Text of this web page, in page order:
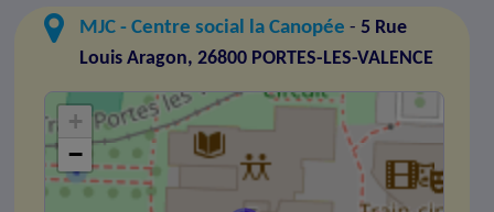
MJC - Centre social la Canopée - 5 Rue
Louis Aragon, 26800 PORTES-LES-VALENCE
+
−